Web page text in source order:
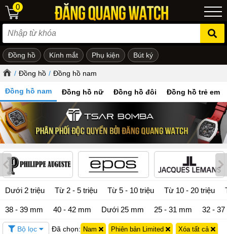
em
0
Đồng hồ Kính mắt Phụ kiện Bút ký
/ Đồng hồ / Đồng hồ nam
Đồng hồ nam Đồng hồ nữ Đồng hồ đôi Đồng hồ trẻ em
Dưới 2 triệu Từ 2 - 5 triệu Từ 5 - 10 triệu Từ 10 - 20 triệu
38 - 39 mm 40 - 42 mm Dưới 25 mm 25 - 31 mm 32 -
Bộ lọc Đã chọn: Nam Phiên bản Limited Xóa tất cả